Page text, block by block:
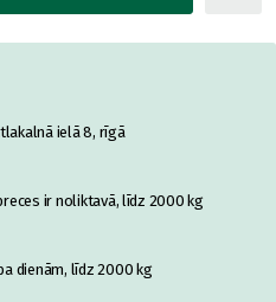
ielā 8, rīgā
ir noliktavā, līdz 2000 kg
dienām, līdz 2000 kg